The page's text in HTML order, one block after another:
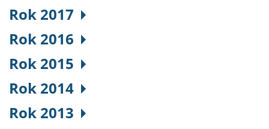
Rok 2017
Rok 2016
Rok 2015
Rok 2014
Rok 2013